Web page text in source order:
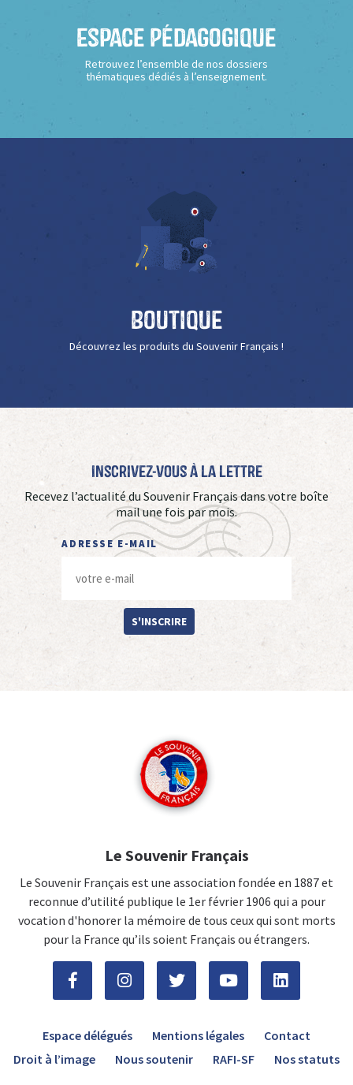
Espace Pédagogique
Retrouvez l’ensemble de nos dossiers
thématiques dédiés à l’enseignement.
Boutique
Découvrez les produits du Souvenir Français !
Inscrivez-vous à La Lettre
Recevez l’actualité du Souvenir Français dans votre boîte
mail une fois par mois.
ADRESSE E-MAIL
S'INSCRIRE
Le Souvenir Français
Le Souvenir Français est une association fondée en 1887 et
reconnue d’utilité publique le 1er février 1906 qui a pour
vocation d'honorer la mémoire de tous ceux qui sont morts
pour la France qu’ils soient Français ou étrangers.
Espace délégués Mentions légales
Contact
Droit à l’image
Nous soutenir RAFI-SF Nos statuts